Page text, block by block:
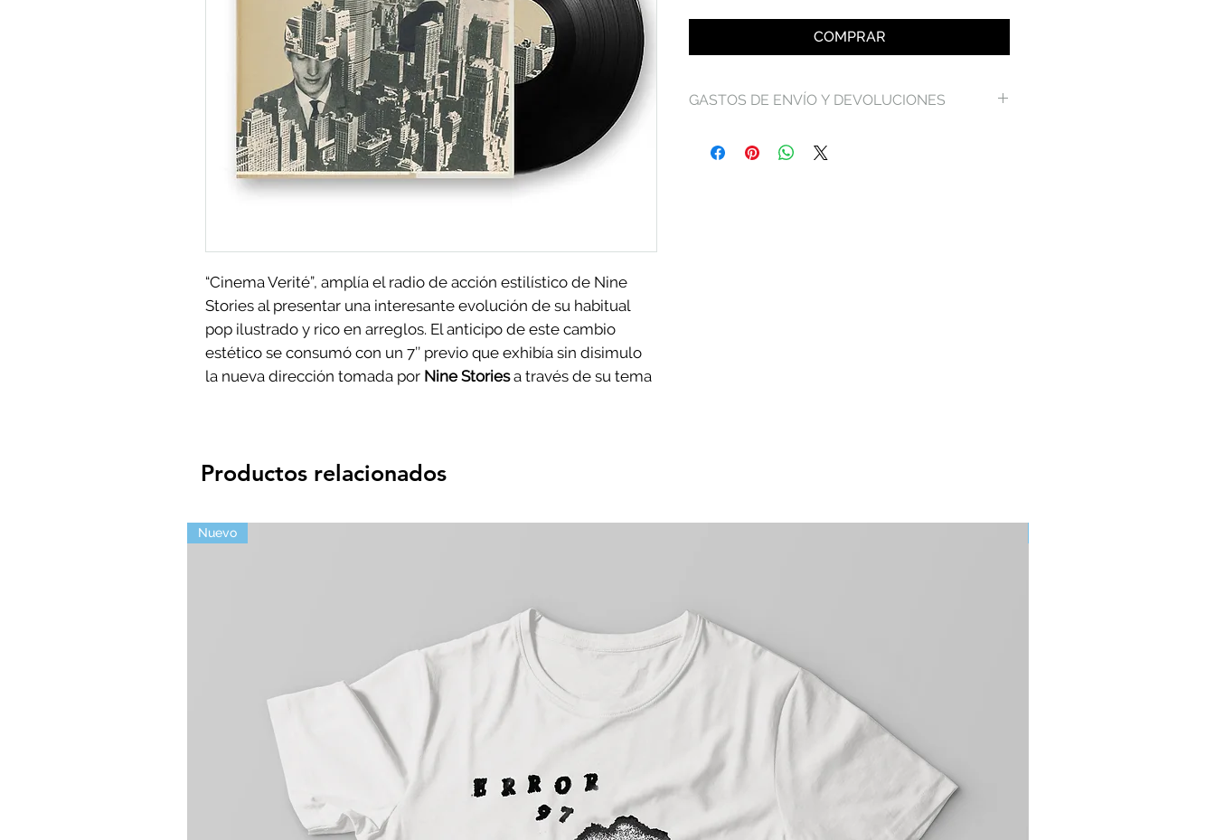
“Cinema Verité”, amplía el radio de acción estilístico de Nine
Stories al presentar una interesante evolución de su habitual
pop ilustrado y rico en arreglos. El anticipo de este cambio
estético se consumó con un 7’’ previo que exhibía sin disimulo
la nueva dirección tomada por Nine Storiesa través de su tema
COMPRAR
GASTOS DE ENVÍO Y DEVOLUCIONES
políticas de devolución en nuestra página
Productos relacionados
Nuevo